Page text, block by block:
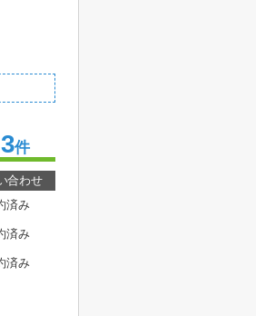
3件
合わせ
済み
済み
済み